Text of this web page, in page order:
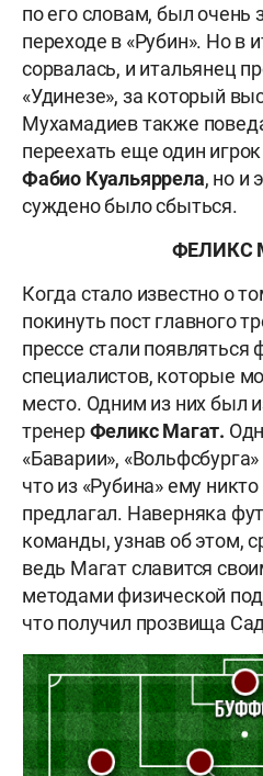
по его словам, был очень
переходе в «Рубин». Но в
сорвалась, и итальянец
«Удинезе», за который
Мухамадиев также
переехать еще один
Фабио Куальяррела, но и
суждено было сбыться.
ФЕЛИКС
Когда стало известно о
покинуть пост главного
прессе стали
специалистов, которые
место. Одним из них был
тренерФеликс Магат.
«Баварии»,
что из «Рубина» ему
предлагал. Наверняка
команды, узнав об этом,
ведь Магат славится
методами физической
что получил прозвища